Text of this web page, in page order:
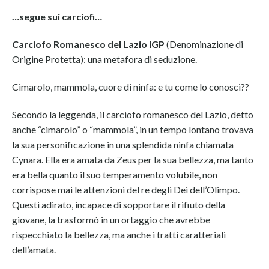
…segue sui carciofi…
Carciofo Romanesco del Lazio IGP (Denominazione di
Origine Protetta): una metafora di seduzione.
Cimarolo, mammola, cuore di ninfa: e tu come lo conosci??
Secondo la leggenda, il carciofo romanesco del Lazio, detto
anche “cimarolo” o “mammola”, in un tempo lontano trovava
la sua personificazione in una splendida ninfa chiamata
Cynara. Ella era amata da Zeus per la sua bellezza, ma tanto
era bella quanto il suo temperamento volubile, non
corrispose mai le attenzioni del re degli Dei dell’Olimpo.
Questi adirato, incapace di sopportare il rifiuto della
giovane, la trasformò in un ortaggio che avrebbe
rispecchiato la bellezza, ma anche i tratti caratteriali
dell’amata.